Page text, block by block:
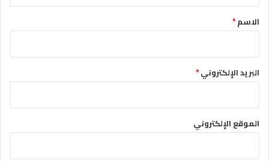
*الاسم*
البريد الإلكتروني*
الموقع الإلكتروني